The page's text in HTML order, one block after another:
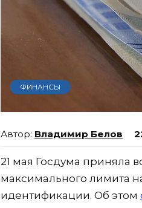
ФИНАНСЫ
Владимир Белов
21 мая Госдума приняла
максимального лимита
идентификации. Об этом